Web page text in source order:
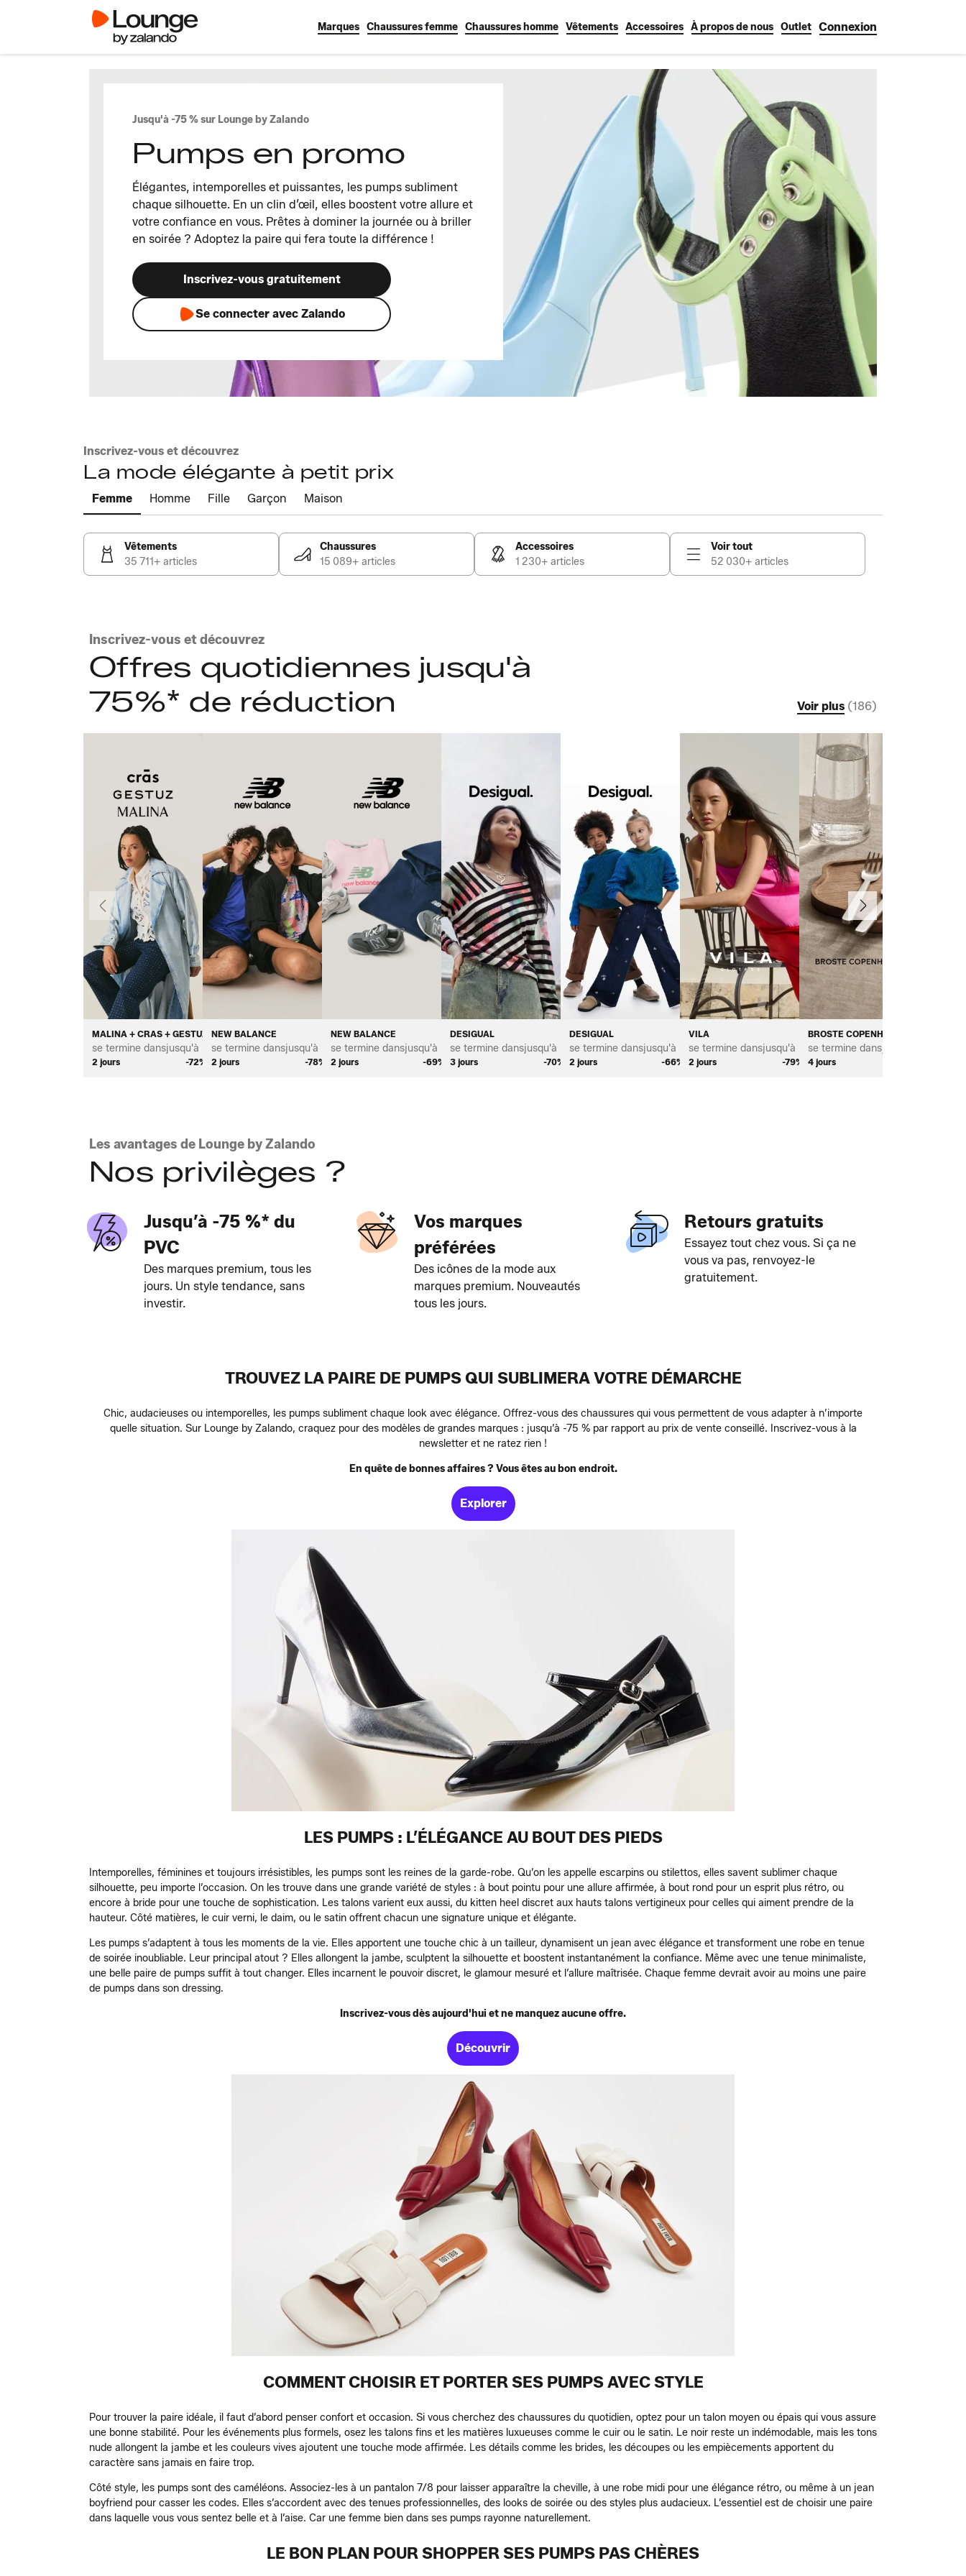
Marques Chaussures femme Chaussures homme Vêtements Accessoires À propos de nous Outlet Connexion
Jusqu'à -75 % sur Lounge by Zalando
Pumps en promo
Élégantes, intemporelles et puissantes, les pumps subliment
chaque silhouette. En un clin d’œil, elles boostent votre allure et
votre confiance en vous. Prêtes à dominer la journée ou à briller
en soirée ? Adoptez la paire qui fera toute la différence !
Inscrivez-vous gratuitement
Se connecter avec Zalando
Inscrivez-vous et découvrez
La mode élégante à petit prix
Femme Homme Fille Garçon Maison
Vêtements
35 711+ articles
Chaussures
15 089+ articles
Accessoires
1 230+ articles
Voir tout
52 030+ articles
Inscrivez-vous et découvrez
Offres quotidiennes jusqu'à
75%* de réduction
Voir plus (186)
MALINA + CRAS + GESTUZ
se termine dans
2 jours
jusqu'à *
-72%
NEW BALANCE
se termine dans
2 jours
jusqu'à *
-78%
NEW BALANCE
se termine dans
2 jours
jusqu'à *
-69%
DESIGUAL
se termine dans
3 jours
jusqu'à *
-70%
DESIGUAL
se termine dans
2 jours
jusqu'à *
-66%
VILA
se termine dans
2 jours
jusqu'à *
-79%
BROSTE COPENHAGEN
se termine dans
4 jours
jusqu'à *
Précédent Suivant
Les avantages de Lounge by Zalando
Nos privilèges ?
Jusqu’à -75 %* du
PVC
Des marques premium, tous les
jours. Un style tendance, sans
investir.
Vos marques
préférées
Des icônes de la mode aux
marques premium. Nouveautés
tous les jours.
Retours gratuits
Essayez tout chez vous. Si ça ne
vous va pas, renvoyez-le
gratuitement.
TROUVEZ LA PAIRE DE PUMPS QUI SUBLIMERA VOTRE DÉMARCHE
Chic, audacieuses ou intemporelles, les pumps subliment chaque look avec élégance. Offrez-vous des chaussures qui vous permettent de vous adapter à n’importe
quelle situation. Sur Lounge by Zalando, craquez pour des modèles de grandes marques : jusqu’à -75 % par rapport au prix de vente conseillé. Inscrivez-vous à la
newsletter et ne ratez rien !
En quête de bonnes affaires ? Vous êtes au bon endroit.
Explorer
LES PUMPS : L’ÉLÉGANCE AU BOUT DES PIEDS
Intemporelles, féminines et toujours irrésistibles, les pumps sont les reines de la garde-robe. Qu’on les appelle escarpins ou stilettos, elles savent sublimer chaque
silhouette, peu importe l’occasion. On les trouve dans une grande variété de styles : à bout pointu pour une allure affirmée, à bout rond pour un esprit plus rétro, ou
encore à bride pour une touche de sophistication. Les talons varient eux aussi, du kitten heel discret aux hauts talons vertigineux pour celles qui aiment prendre de la
hauteur. Côté matières, le cuir verni, le daim, ou le satin offrent chacun une signature unique et élégante.
Les pumps s’adaptent à tous les moments de la vie. Elles apportent une touche chic à un tailleur, dynamisent un jean avec élégance et transforment une robe en tenue
de soirée inoubliable. Leur principal atout ? Elles allongent la jambe, sculptent la silhouette et boostent instantanément la confiance. Même avec une tenue minimaliste,
une belle paire de pumps suffit à tout changer. Elles incarnent le pouvoir discret, le glamour mesuré et l’allure maîtrisée. Chaque femme devrait avoir au moins une paire
de pumps dans son dressing.
Inscrivez-vous dès aujourd'hui et ne manquez aucune offre.
Découvrir
COMMENT CHOISIR ET PORTER SES PUMPS AVEC STYLE
Pour trouver la paire idéale, il faut d’abord penser confort et occasion. Si vous cherchez des chaussures du quotidien, optez pour un talon moyen ou épais qui vous assure
une bonne stabilité. Pour les événements plus formels, osez les talons fins et les matières luxueuses comme le cuir ou le satin. Le noir reste un indémodable, mais les tons
nude allongent la jambe et les couleurs vives ajoutent une touche mode affirmée. Les détails comme les brides, les découpes ou les empiècements apportent du
caractère sans jamais en faire trop.
Côté style, les pumps sont des caméléons. Associez-les à un pantalon 7/8 pour laisser apparaître la cheville, à une robe midi pour une élégance rétro, ou même à un jean
boyfriend pour casser les codes. Elles s’accordent avec des tenues professionnelles, des looks de soirée ou des styles plus audacieux. L’essentiel est de choisir une paire
dans laquelle vous vous sentez belle et à l’aise. Car une femme bien dans ses pumps rayonne naturellement.
LE BON PLAN POUR SHOPPER SES PUMPS PAS CHÈRES